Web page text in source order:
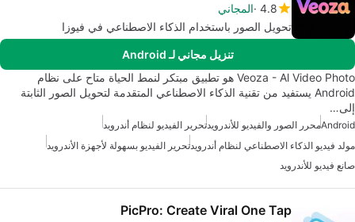
4.8 المجاني
تحويل الصور باستخدام الذكاء الاصطناعي في فيوزا
تنزيل مجاني لـ Android
Veoza - Al Video Photo هو تطبيق مبتكر لنمط الحياة متاح على نظام
Android يستفيد من تقنية الذكاء الاصطناعي المتقدمة لتحويل الصور الثابتة
إلى…
Androidمحرر الصور والفيديو للأندرويدتحرير الفيديو لنظام أندرويد
مولد فيديو الذكاء الاصطناعي لنظام أندرويدتحرير الفيديو بسهولة لأجهزة الأندرويد
صانع فيديو للأندرويد
PicPro: Create Viral One Tap